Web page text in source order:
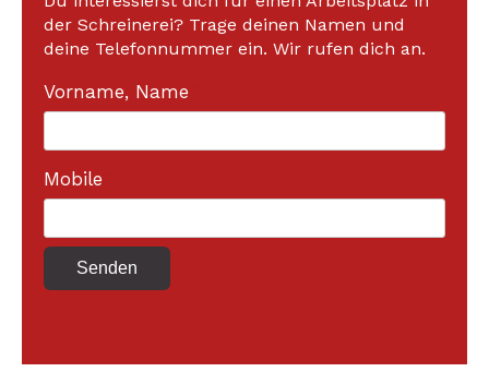
der Schreinerei? Trage deinen Namen und
deine Telefonnummer ein. Wir rufen dich an.
Vorname, Name
Mobile
Senden